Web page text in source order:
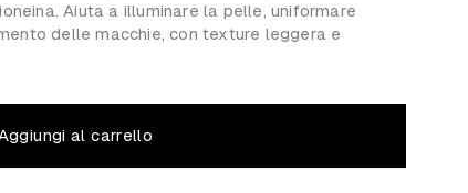
Aiuta a illuminare la pelle, uniformare
delle macchie, con texture leggera e
al carrello